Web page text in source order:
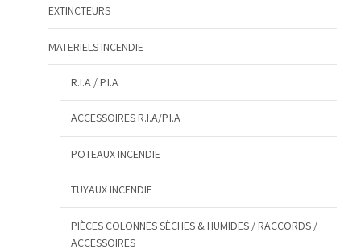
EXTINCTEURS
MATERIELS INCENDIE
R.I.A / P.I.A
ACCESSOIRES R.I.A/P.I.A
POTEAUX INCENDIE
TUYAUX INCENDIE
PIÈCES COLONNES SÈCHES & HUMIDES / RACCORDS /
ACCESSOIRES